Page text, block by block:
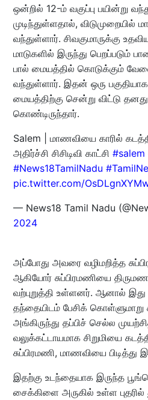
ஒன்றில் 12-ம் வகுப்பு பயின்று
முடிந்துள்ளதால், விடுமுறையில்
வந்துள்ளார். சிவகுமாருக்கு
மாடுகளில் இருந்து பெறப்படும்
பால் மையத்தில் கொடுக்கும்
வந்துள்ளார். இதன் ஒரு
மையத்திற்கு சென்று விட்டு
கொண்டிருந்தார்.
Salem | மாணவியை காரில்
அதிர்ச்சி சிசிடிவி காட்சி #salem
#News18TamilNadu
pic.twitter.com/
— News18 Tamil Nadu
2024
அப்போது அவரை வழிமறித்த
ஆகியோர் சுப்பிரமணியை
வற்புறுத்தி உள்ளனர். ஆனால்
தந்தையிடம் பேசிக் கொள்ளுமாறு
அங்கிருந்து தப்பிச் செல்ல
வலுக்கட்டாயமாக சிறுமியை
சுப்பிரமணி, மாணவியை பிடித்து
இதற்கு உடந்தையாக இருந்த
சைக்கிளை அருகில் உள்ள புதரில்